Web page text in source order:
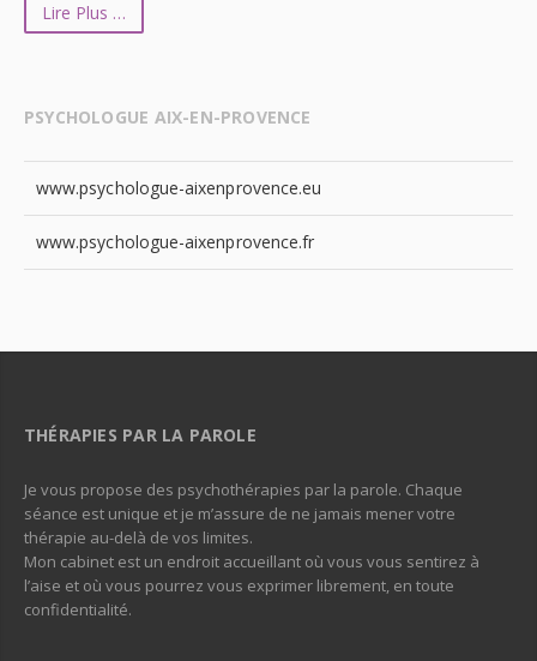
Lire Plus …
PSYCHOLOGUE AIX-EN-PROVENCE
www.psychologue-aixenprovence.eu
www.psychologue-aixenprovence.fr
THÉRAPIES PAR LA PAROLE
Je vous propose des psychothérapies par la parole. Chaque
séance est unique et je m’assure de ne jamais mener votre
thérapie au-delà de vos limites.
Mon cabinet est un endroit accueillant où vous vous sentirez à
l’aise et où vous pourrez vous exprimer librement, en toute
confidentialité.